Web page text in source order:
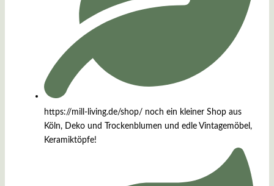
https://mill-living.de/shop/ noch ein kleiner Shop aus
Köln, Deko und Trockenblumen und edle Vintagemöbel,
Keramiktöpfe!